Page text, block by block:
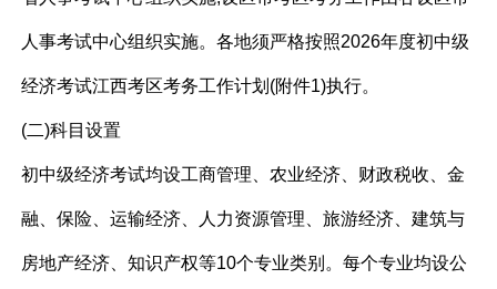
人事考试中心组织实施。各地须严格按照2026年度初中级
经济考试江西考区考务工作计划(附件1)执行。
(二)科目设置
初中级经济考试均设工商管理、农业经济、财政税收、金
融、保险、运输经济、人力资源管理、旅游经济、建筑与
房地产经济、知识产权等10个专业类别。每个专业均设公